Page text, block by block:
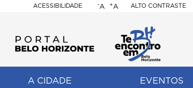
ACESSIBILIDADE
BELO
HORIZONTE
-A +A ALTO CONTRASTE
A CIDADE EVENTOS